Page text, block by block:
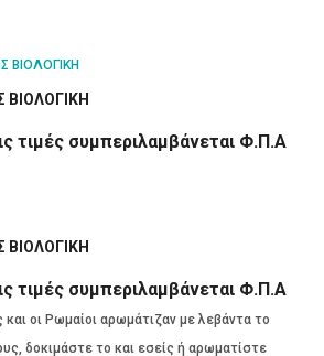
τιμές συμπεριλαμβάνεται Φ.Π.Α
τιμές συμπεριλαμβάνεται Φ.Π.Α
και οι Ρωμαίοι αρωμάτιζαν με λεβάντα το
δοκιμάστε το και εσείς ή αρωματίστε